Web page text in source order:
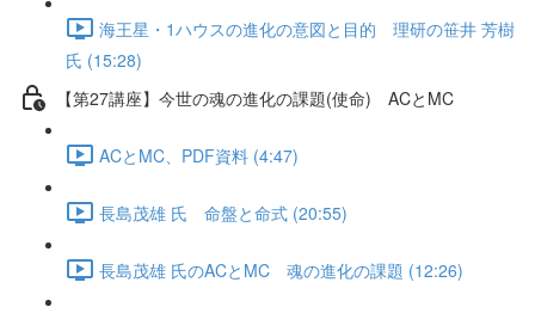
海王星・1ハウスの進化の意図と目的 理研の笹井 芳樹
氏 (15:28)
【第27講座】今世の魂の進化の課題(使命) ACとMC
ACとMC、PDF資料 (4:47)
長島茂雄 氏 命盤と命式 (20:55)
長島茂雄 氏のACとMC 魂の進化の課題 (12:26)